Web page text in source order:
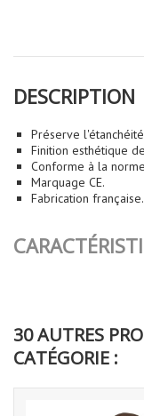
DESCRIPTION
Préserve
Finition esthétique
Conforme à la
Marquage CE.
Fabrication française.
30 AUTRES
CATÉGORIE :